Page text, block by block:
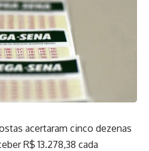
acertaram cinco dezenas
R$ 13.278,38 cada